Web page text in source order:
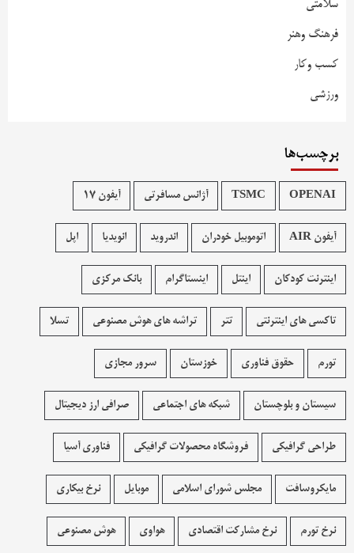
سلامتی
فرهنگ وهنر
کسب وکار
ورزشی
برچسب‌ها
OPENAI
TSMC آژانس مسافرتی آیفون 17
آیفون AIR اتوموبیل خودران اندروید انویدیا اپل
اینترنت کودکان اینتل اینستاگرام بانک مرکزی
تاکسی های اینترنتی تتر تراشه های هوش مصنوعی تسلا
تورم حقوق فناوری خوزستان سرور مجازی
سیستان و بلوچستان شبکه های اجتماعی صرافی ارز دیجیتال
طراحی گرافیکی فروشگاه محصولات گرافيکی فناوری آسیا
مایکروسافت مجلس شورای اسلامی موبایل نرخ بیکاری
نرخ تورم نرخ مشارکت اقتصادی هواوی هوش مصنوعی